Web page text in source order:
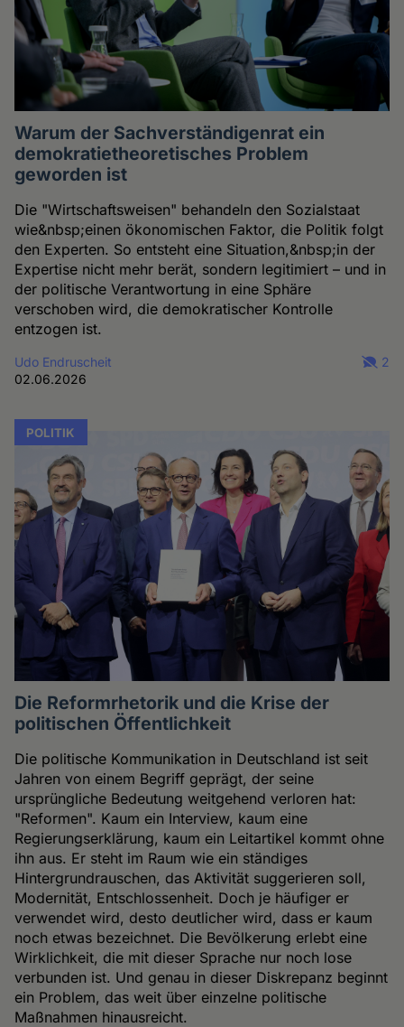
Warum der Sachverständigenrat ein
demokratietheoretisches Problem
geworden ist
Die "Wirtschaftsweisen" behandeln den Sozialstaat
wie&nbsp;einen ökonomischen Faktor, die Politik folgt
den Experten. So entsteht eine Situation,&nbsp;in der
Expertise nicht mehr berät, sondern legitimiert – und in
der politische Verantwortung in eine Sphäre
verschoben wird, die demokratischer Kontrolle
entzogen ist.
Udo Endruscheit
02.06.2026
2
POLITIK
Die Reformrhetorik und die Krise der
politischen Öffentlichkeit
Die politische Kommunikation in Deutschland ist seit
Jahren von einem Begriff geprägt, der seine
ursprüngliche Bedeutung weitgehend verloren hat:
"Reformen". Kaum ein Interview, kaum eine
Regierungserklärung, kaum ein Leitartikel kommt ohne
ihn aus. Er steht im Raum wie ein ständiges
Hintergrundrauschen, das Aktivität suggerieren soll,
Modernität, Entschlossenheit. Doch je häufiger er
verwendet wird, desto deutlicher wird, dass er kaum
noch etwas bezeichnet. Die Bevölkerung erlebt eine
Wirklichkeit, die mit dieser Sprache nur noch lose
verbunden ist. Und genau in dieser Diskrepanz beginnt
ein Problem, das weit über einzelne politische
Maßnahmen hinausreicht.